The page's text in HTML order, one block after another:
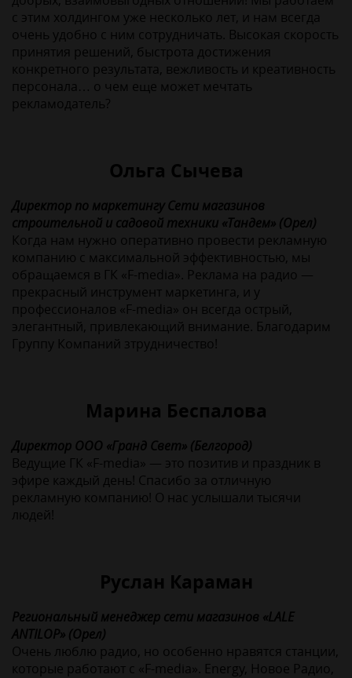
с этим холдингом уже несколько лет, и нам всегда
очень удобно с ним сотрудничать. Высокая скорость
принятия решений, быстрота достижения
конкретного результата, вежливость и креативность
персонала… о чем еще может мечтать
рекламодатель?
Ольга Сычева
Директор по маркетингу Сети магазинов
строительной и садовой техники «Тандем» (Орел)
Когда нам нужно оперативно провести рекламную
компанию с максимальной эффективностью, мы
обращаемся в ГК «F-media». Реклама на радио —
прекрасный инструмент маркетинга, и у
профессионалов «F-media» он всегда острый,
элегантный, привлекающий внимание. Благодарим
Группу Компаний зтрудничество!
Марина Беспалова
Директор ООО «Гранд Свет» (Белгород)
Ведущие ГК «F-media» — это позитив и праздник в
эфире каждый день! Спасибо за отличную
рекламную компанию! О нас услышали тысячи
людей!
Руслан Караман
Региональный менеджер сети магазинов «LALE
ANTILOP» (Орел)
Очень люблю радио, но особенно нравятся станции,
которые работают с «F-media». Energy, Новое Радио,